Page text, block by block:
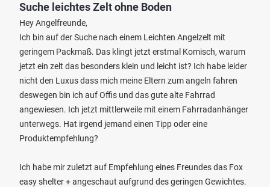
Suche leichtes Zelt ohne Boden
Hey Angelfreunde,
Ich bin auf der Suche nach einem Leichten Angelzelt mit
geringem Packmaß. Das klingt jetzt erstmal Komisch, warum
jetzt ein zelt das besonders klein und leicht ist? Ich habe leider
nicht den Luxus dass mich meine Eltern zum angeln fahren
deswegen bin ich auf Offis und das gute alte Fahrrad
angewiesen. Ich jetzt mittlerweile mit einem Fahrradanhänger
unterwegs. Hat irgend jemand einen Tipp oder eine
Produktempfehlung?
Ich habe mir zuletzt auf Empfehlung eines Freundes das Fox
easy shelter + angeschaut aufgrund des geringen Gewichtes.